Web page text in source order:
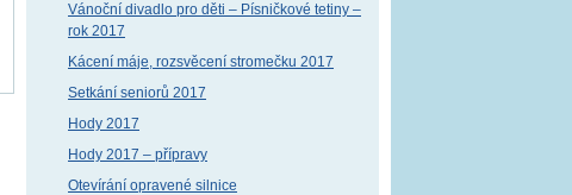
Vánoční divadlo pro děti – Písničkové tetiny –
rok 2017
Kácení máje, rozsvěcení stromečku 2017
Setkání seniorů 2017
Hody 2017
Hody 2017 – přípravy
Otevírání opravené silnice